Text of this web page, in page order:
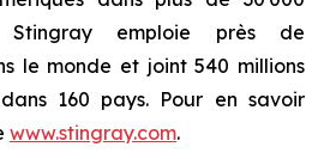
Stingray emploie près de
le monde et joint 540 millions
160 pays. Pour en savoir
www.stingray.com.